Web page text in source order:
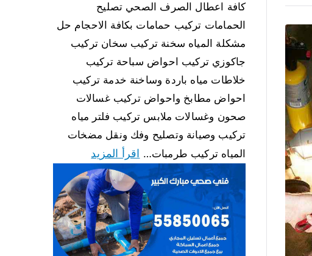
كافة اعطال الصرف الصحي تصليح
الحمامات تركيب حمامات بكافة الاحجام حل
مشكلة المياه سخنة تركيب سخان تركيب
جاكوزي تركيب احواض سباحة تركيب
خلاطات مياه باردة وساخنة خدمة تركيب
احواض مطابخ واحواض تركيب غسالات
صحون وغسالات ملابس تركيب فلتر مياه
تركيب وصيانة وتصليح وفك ونقل مضخات
المياه تركيب طرمبات… اقرأ المزيد